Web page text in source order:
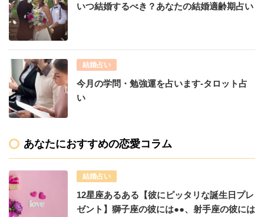
いつ結婚するべき？あなたの結婚適齢期占い
結婚占い
今月の学問・勉強運を占います-タロット占
い
あなたにおすすめの恋愛コラム
結婚占い
12星座あるある【彼にピッタリな誕生日プレ
ゼント】獅子座の彼には●●、射手座の彼には